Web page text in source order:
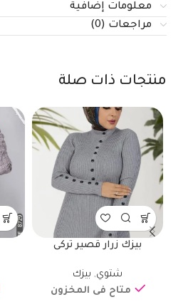
معلومات إضافية
مراجعات (0)
منتجات ذات صلة
بيزك زرار قصير تركى
شتوي, بيزك
متاح فى المخزون